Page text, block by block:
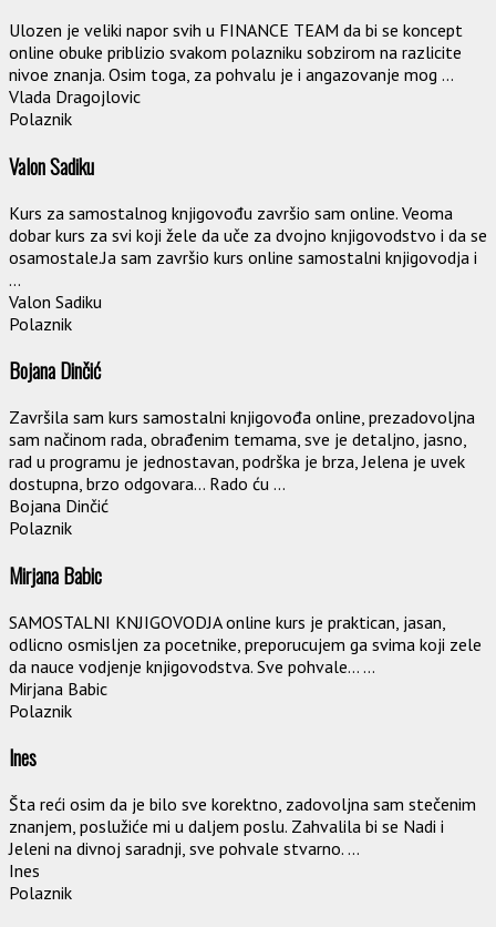
Ulozen je veliki napor svih u FINANCE TEAM da bi se koncept
online obuke priblizio svakom polazniku sobzirom na razlicite
nivoe znanja. Osim toga, za pohvalu je i angazovanje mog ...
Vlada Dragojlovic
Polaznik
Valon Sadiku
Kurs za samostalnog knjigovođu završio sam online. Veoma
dobar kurs za svi koji žele da uče za dvojno knjigovodstvo i da se
osamostale.Ja sam završio kurs online samostalni knjigovodja i
...
Valon Sadiku
Polaznik
Bojana Dinčić
Završila sam kurs samostalni knjigovođa online, prezadovoljna
sam načinom rada, obrađenim temama, sve je detaljno, jasno,
rad u programu je jednostavan, podrška je brza, Jelena je uvek
dostupna, brzo odgovara… Rado ću ...
Bojana Dinčić
Polaznik
Mirjana Babic
SAMOSTALNI KNJIGOVODJA online kurs je praktican, jasan,
odlicno osmisljen za pocetnike, preporucujem ga svima koji zele
da nauce vodjenje knjigovodstva. Sve pohvale… ...
Mirjana Babic
Polaznik
Ines
Šta reći osim da je bilo sve korektno, zadovoljna sam stečenim
znanjem, poslužiće mi u daljem poslu. Zahvalila bi se Nadi i
Jeleni na divnoj saradnji, sve pohvale stvarno. ...
Ines
Polaznik